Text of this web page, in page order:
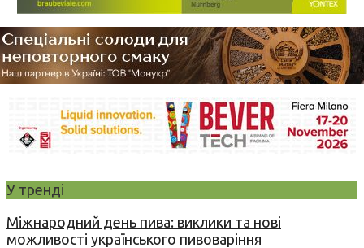
У тренді
Міжнародний день пива: виклики та нові
можливості українського пивоваріння